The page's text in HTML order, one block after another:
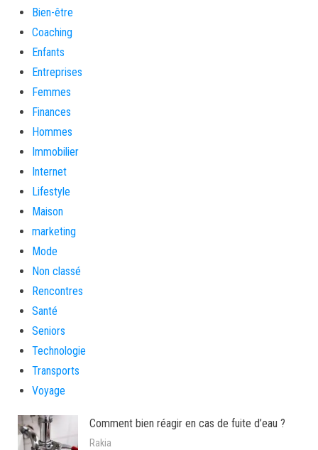
Bien-être
Coaching
Enfants
Entreprises
Femmes
Finances
Hommes
Immobilier
Internet
Lifestyle
Maison
marketing
Mode
Non classé
Rencontres
Santé
Seniors
Technologie
Transports
Voyage
Comment bien réagir en cas de fuite d’eau ?
Rakia